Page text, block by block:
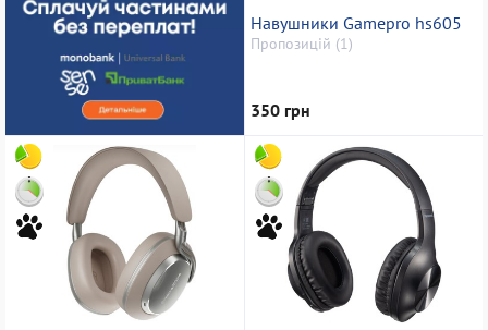
Навушники Gamepro hs605
Пропозицій (1)
350 грн